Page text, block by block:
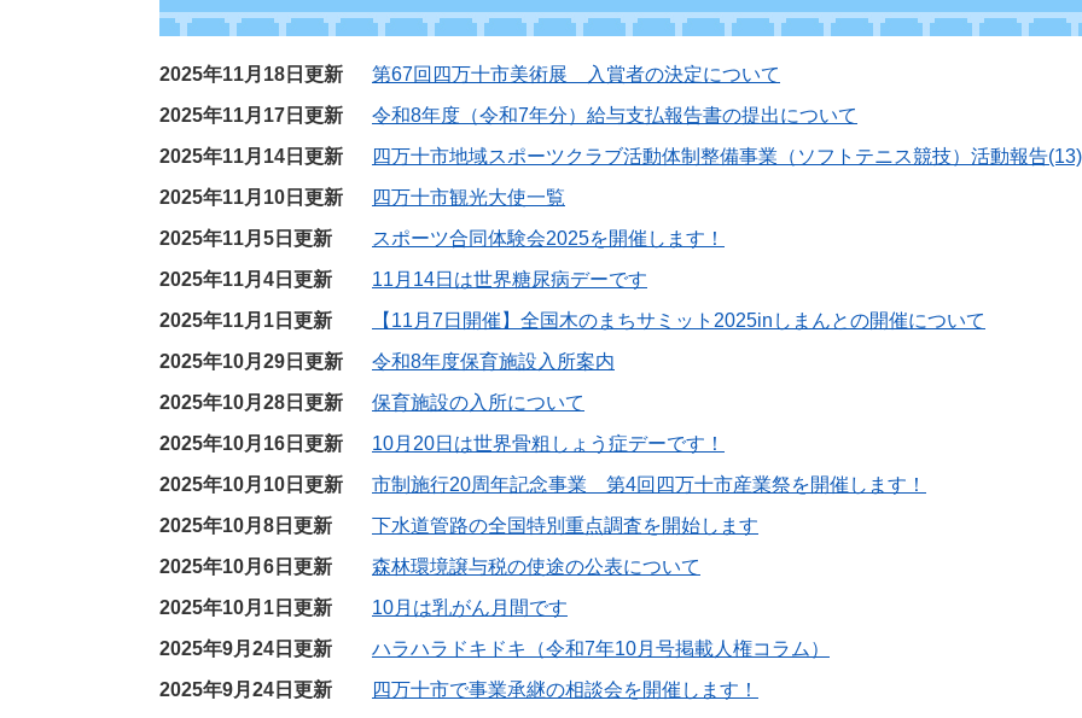
2025年11月18日更新
第67回四万十市美術展 入賞者の決定について
2025年11月17日更新
令和8年度（令和7年分）給与支払報告書の提出について
2025年11月14日更新
四万十市地域スポーツクラブ活動体制整備事業（ソフトテニス競技）活動報告
2025年11月10日更新
四万十市観光大使一覧
2025年11月5日更新
スポーツ合同体験会2025を開催します！
2025年11月4日更新
11月14日は世界糖尿病デーです
2025年11月1日更新
【11月7日開催】全国木のまちサミット2025inしまんとの開催について
2025年10月29日更新
令和8年度保育施設入所案内
2025年10月28日更新
保育施設の入所について
2025年10月16日更新
10月20日は世界骨粗しょう症デーです！
2025年10月10日更新
市制施行20周年記念事業 第4回四万十市産業祭を開催します！
2025年10月8日更新
下水道管路の全国特別重点調査を開始します
2025年10月6日更新
森林環境譲与税の使途の公表について
2025年10月1日更新
10月は乳がん月間です
2025年9月24日更新
ハラハラドキドキ（令和7年10月号掲載人権コラム）
2025年9月24日更新
四万十市で事業承継の相談会を開催します！